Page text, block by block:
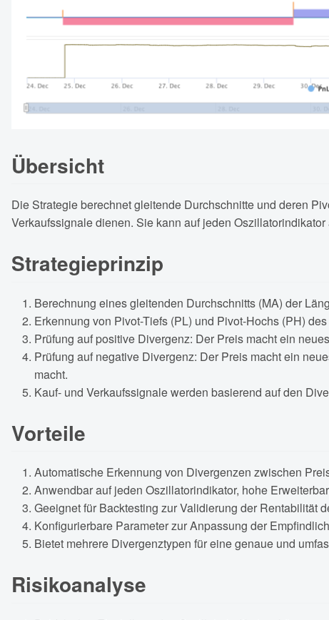
Übersicht
Die Strategie berechnet gleitende Durchschnitte und deren
Verkaufssignale dienen. Sie kann auf jeden
Strategieprinzip
Berechnung eines gleitenden Durchschnitts (MA) der
Erkennung von Pivot-Tiefs (PL) und Pivot-Hochs (PH) des
Prüfung auf positive Divergenz: Der Preis macht ein
Prüfung auf negative Divergenz: Der Preis macht ein
macht.
Kauf- und Verkaufssignale werden basierend auf den
Vorteile
Automatische Erkennung von Divergenzen zwischen
Anwendbar auf jeden Oszillatorindikator, hohe
Geeignet für Backtesting zur Validierung der Rentabilität
Konfigurierbare Parameter zur Anpassung der
Bietet mehrere Divergenztypen für eine genaue und
Risikoanalyse